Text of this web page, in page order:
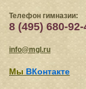
Телефон гимназии:
8 (495) 680-92-
info@mgl.ru
Мы ВКонтакте